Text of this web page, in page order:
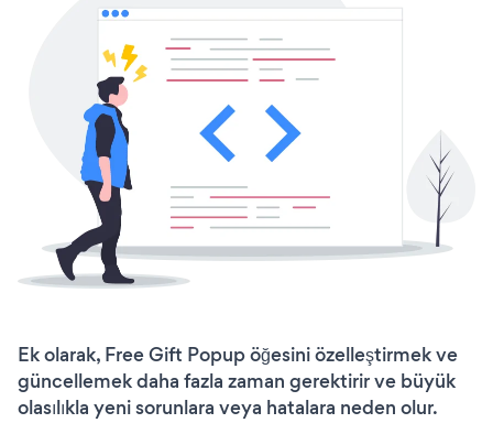
Ek olarak, Free Gift Popup öğesini özelleştirmek ve
güncellemek daha fazla zaman gerektirir ve büyük
olasılıkla yeni sorunlara veya hatalara neden olur.